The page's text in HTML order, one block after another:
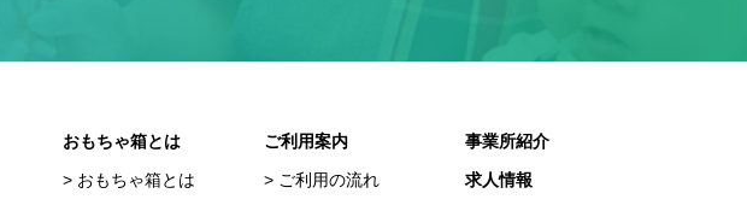
おもちゃ箱とは
おもちゃ箱とは
ご利用案内
ご利用の流れ
事業所紹介
求人情報